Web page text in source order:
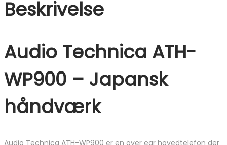
Beskrivelse
Audio Technica ATH-
WP900 – Japansk
håndværk
Audio Technica ATH-WP900 er en over ear hovedtelefon der